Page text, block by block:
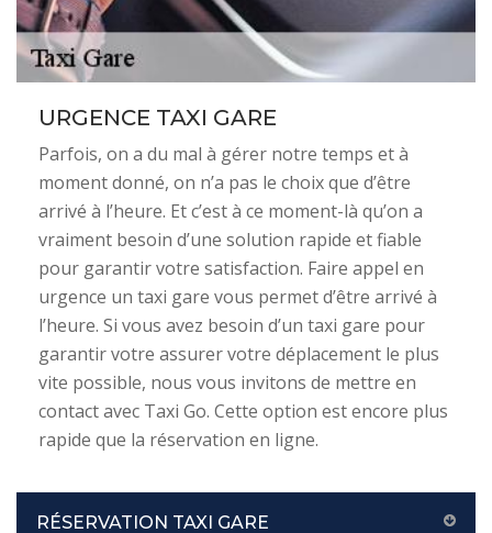
URGENCE TAXI GARE
Parfois, on a du mal à gérer notre temps et à
moment donné, on n’a pas le choix que d’être
arrivé à l’heure. Et c’est à ce moment-là qu’on a
vraiment besoin d’une solution rapide et fiable
pour garantir votre satisfaction. Faire appel en
urgence un taxi gare vous permet d’être arrivé à
l’heure. Si vous avez besoin d’un taxi gare pour
garantir votre assurer votre déplacement le plus
vite possible, nous vous invitons de mettre en
contact avec Taxi Go. Cette option est encore plus
rapide que la réservation en ligne.
RÉSERVATION TAXI GARE